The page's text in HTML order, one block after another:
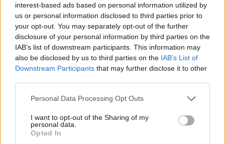
interest-based ads based on personal information utilized by
us or personal information disclosed to third parties prior to
your opt-out. You may separately opt-out of the further
disclosure of your personal information by third parties on the
IAB’s list of downstream participants. This information may
also be disclosed by us to third parties on the IAB’s List of
Downstream Participants that may further disclose it to other
Please note that this website/app uses one or more Google
not limited to your visit or usage behaviour. You may click to
grant or deny consent to Google and its third-party tags to
use your data for below specified purposes in below Google
Personal Data Processing Opt Outs
I want to opt-out of the Sharing of my
personal data.
Opted In
Remélhetőleg a harmadik évadra inkább jellemző
lesz a fókusz, a készítők azt mondták, hogy az első
évadban Dolores a másodikban inkább Bernard volt
az, aki meghatározta a teljes évad nézőpontját, az
esetek nagy részében miattuk volt olyan összevissza
a narratíva, ahogy elmesélték a történetet. A
harmadik lehet Maeve, vagy lehetne kevésbé kötött
és inkább az egy-egy epizódnak kellene egy egy
nézőpontkarakter, mintsem a teljes évadnak.